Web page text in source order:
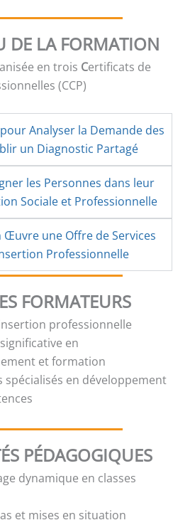
DE LA FORMATION
en trois Certificats de
(CCP)
Analyser la Demande des
un Diagnostic Partagé
les Personnes dans leur
Sociale et Professionnelle
Œuvre une Offre de Services
Professionnelle
FORMATEURS
professionnelle
en
et formation
spécialisés en développement
PÉDAGOGIQUES
dynamique en classes
et mises en situation